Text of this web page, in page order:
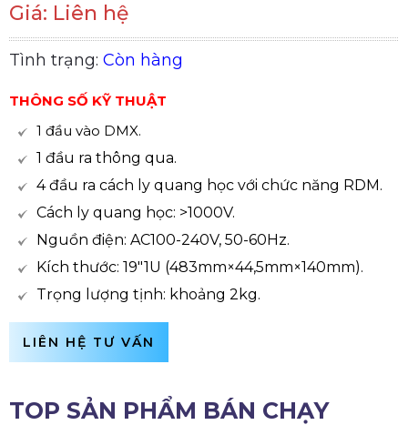
Giá: Liên hệ
Tình trạng: Còn hàng
THÔNG SỐ KỸ THUẬT
1 đầu vào DMX.
1 đầu ra thông qua.
4 đầu ra cách ly quang học với chức năng RDM.
Cách ly quang học: >1000V.
Nguồn điện: AC100-240V, 50-60Hz.
Kích thước: 19"1U (483mm×44,5mm×140mm).
Trọng lượng tịnh: khoảng 2kg.
LIÊN HỆ TƯ VẤN
TOP SẢN PHẨM BÁN CHẠY